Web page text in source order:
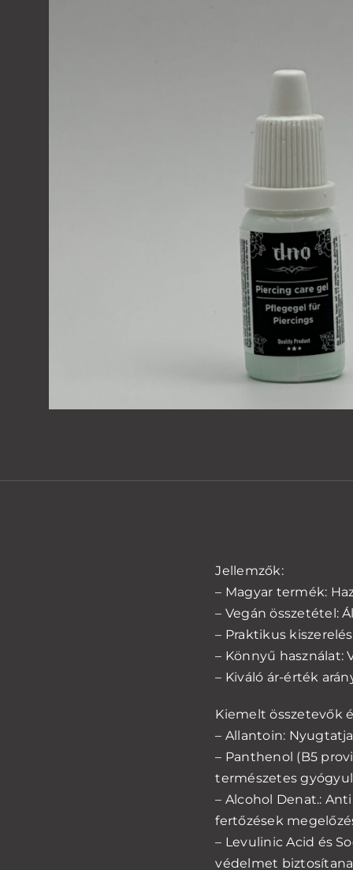
Jellemzők:
– Magyar termék:
– Vegán összetétel:
– Praktikus
– Könnyű használat:
– Kiváló ár-érték
Kiemelt összetevők
– Allantoin:
– Panthenol (B5
természetes
– Alcohol Denat.:
fertőzések
– Levulinic Acid és
védelmet